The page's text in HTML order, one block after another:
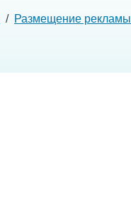
/ Размещение рекламы